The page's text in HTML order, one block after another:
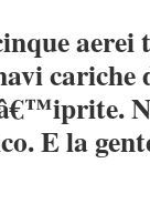
aerei
cariche
E la